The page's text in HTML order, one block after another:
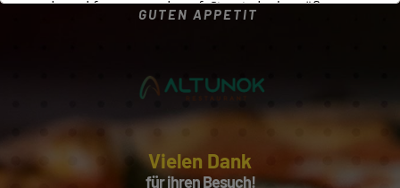
GUTEN APPETIT
Vielen Dank
für ihren Besuch!
da und freuen uns darauf, Sie wieder begrüßen zu
Ihr Team vom Altunok Restaurant